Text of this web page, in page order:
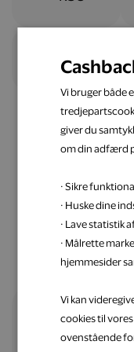
Spar
Alle fordele
Vi bruger både
giver du
om din adfærd
· Sikre
· Huske dine
· Lave statistik
· Målrette
hjemmesider
Vi kan
cookies til
ovenstående